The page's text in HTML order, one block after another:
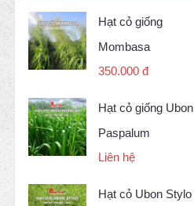
Hạt cỏ giống
Mombasa
350.000 đ
Hạt cỏ giống Ubon
Paspalum
Liên hệ
Hạt cỏ Ubon Stylo